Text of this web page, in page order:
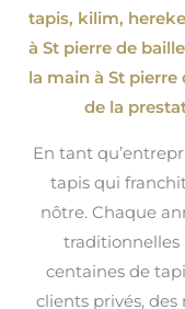
tapis, kilim,
à St pierre de
la main à St pierre
de la
En tant
tapis qui
nôtre. Chaque
traditionnelles
centaines de
clients privés,